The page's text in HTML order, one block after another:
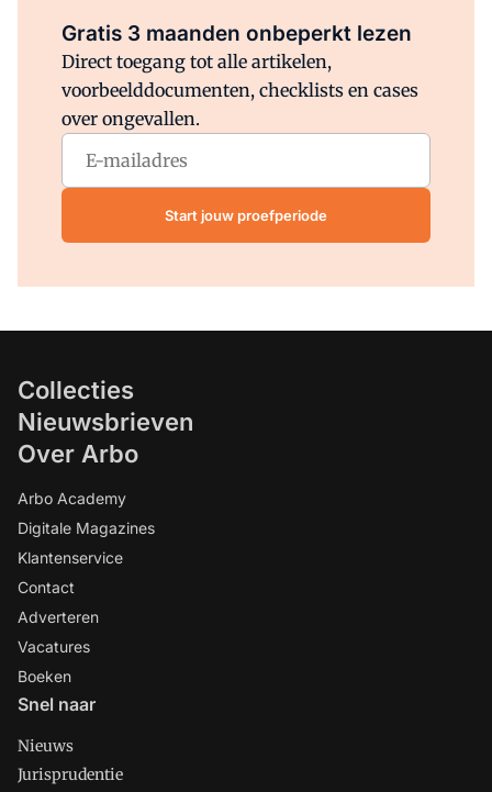
Gratis 3 maanden onbeperkt lezen
Direct toegang tot alle artikelen,
voorbeelddocumenten, checklists en cases
over ongevallen.
Start jouw proefperiode
Collecties
Nieuwsbrieven
Over Arbo
Arbo Academy
Digitale Magazines
Klantenservice
Contact
Adverteren
Vacatures
Boeken
Snel naar
Nieuws
Jurisprudentie